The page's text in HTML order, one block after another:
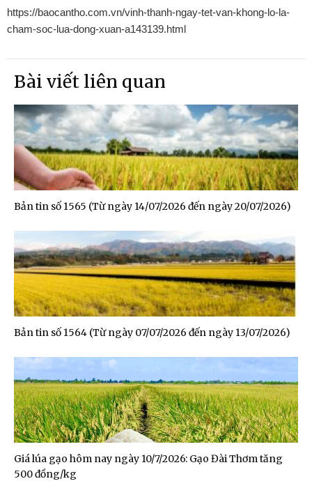
https://baocantho.com.vn/vinh-thanh-ngay-tet-van-khong-lo-la-
cham-soc-lua-dong-xuan-a143139.html
Bài viết liên quan
Bản tin số 1565 (Từ ngày 14/07/2026 đến ngày 20/07/2026)
Bản tin số 1564 (Từ ngày 07/07/2026 đến ngày 13/07/2026)
Giá lúa gạo hôm nay ngày 10/7/2026: Gạo Đài Thơm tăng
500 đồng/kg